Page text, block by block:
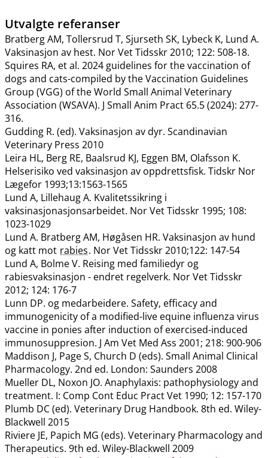
Utvalgte referanser
Bratberg AM, Tollersrud T, Sjurseth SK, Lybeck K, Lund A.
Vaksinasjon av hest. Nor Vet Tidsskr 2010; 122: 508-18.
Squires RA, et al. 2024 guidelines for the vaccination of
dogs and cats-compiled by the Vaccination Guidelines
Group (VGG) of the World Small Animal Veterinary
Association (WSAVA). J Small Anim Pract 65.5 (2024): 277-
316.
Gudding R. (ed). Vaksinasjon av dyr. Scandinavian
Veterinary Press 2010
Leira HL, Berg RE, Baalsrud KJ, Eggen BM, Olafsson K.
Helserisiko ved vaksinasjon av oppdrettsfisk. Tidskr Nor
Lægefor 1993;13:1563-1565
Lund A, Lillehaug A. Kvalitetssikring i
vaksinasjonasjonsarbeidet. Nor Vet Tidsskr 1995; 108:
1023-1029
Lund A. Bratberg AM, Høgåsen HR. Vaksinasjon av hund
og katt mot rabies. Nor Vet Tidsskr 2010;122: 147-54
Lund A, Bolme V. Reising med familiedyr og
rabiesvaksinasjon - endret regelverk. Nor Vet Tidsskr
2012; 124: 176-7
Lunn DP. og medarbeidere. Safety, efficacy and
immunogenicity of a modified-live equine influenza virus
vaccine in ponies after induction of exercised-induced
immunosuppresion. J Am Vet Med Ass 2001; 218: 900-906
Maddison J, Page S, Church D (eds). Small Animal Clinical
Pharmacology. 2nd ed. London: Saunders 2008
Mueller DL, Noxon JO. Anaphylaxis: pathophysiology and
treatment. I: Comp Cont Educ Pract Vet 1990; 12: 157-170
Plumb DC (ed). Veterinary Drug Handbook. 8th ed. Wiley-
Blackwell 2015
Riviere JE, Papich MG (eds). Veterinary Pharmacology and
Therapeutics. 9th ed. Wiley-Blackwell 2009